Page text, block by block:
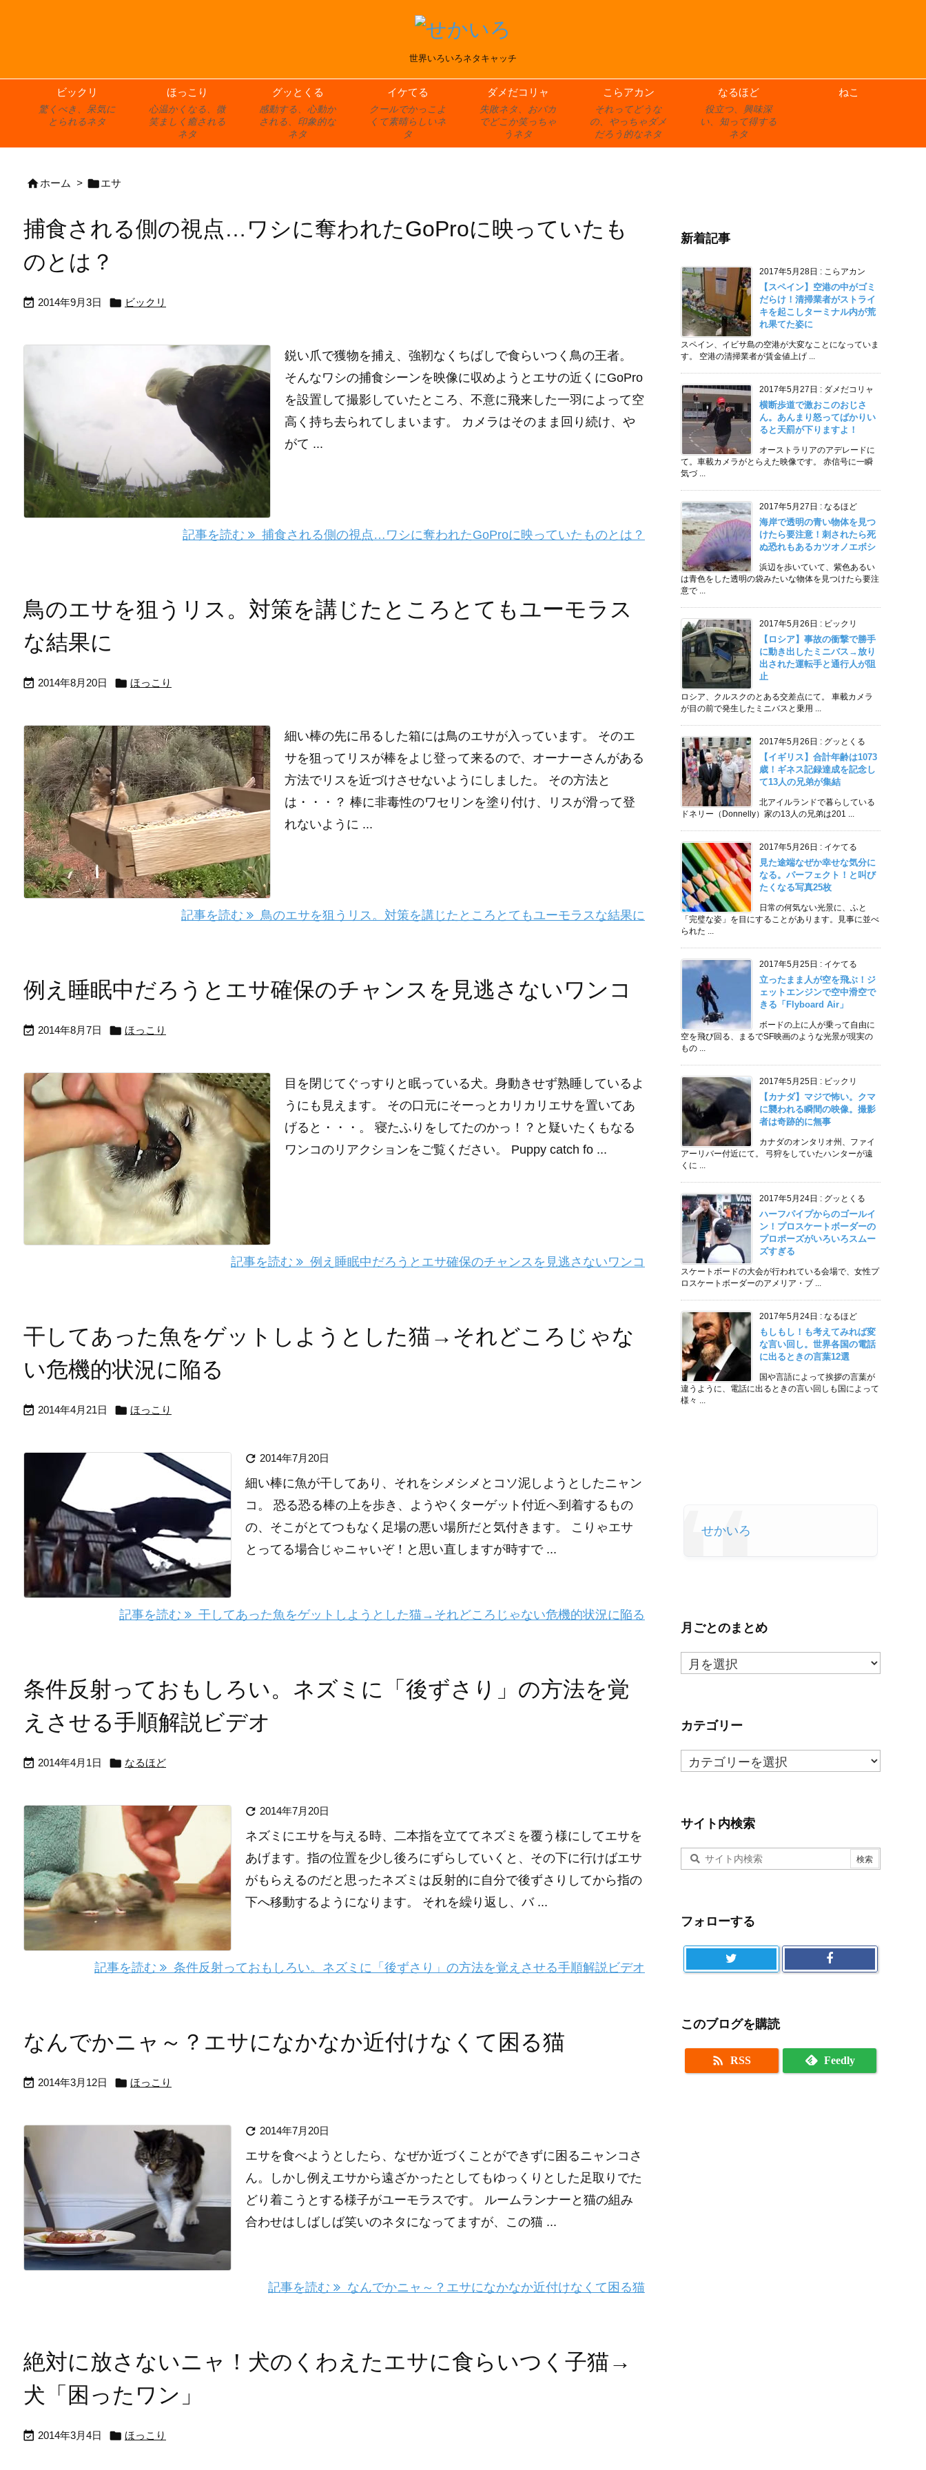
世界いろいろネタキャッチ
ビックリ
驚くべき、呆気に
とられるネタ
ほっこり
心温かくなる、微
笑ましく癒される
ネタ
グッとくる
感動する、心動か
される、印象的な
ネタ
イケてる
クールでかっこよ
くて素晴らしいネ
タ
ダメだコリャ
失敗ネタ、おバカ
でどこか笑っちゃ
うネタ
こらアカン
それってどうな
の、やっちゃダメ
だろう的なネタ
なるほど
役立つ、興味深
い、知って得する
ネタ
ねこ
ホーム > エサ
捕食される側の視点…ワシに奪われたGoProに映っていたも
のとは？
 2014年9月3日  ビックリ
鋭い爪で獲物を捕え、強靭なくちばしで食らいつく鳥の王者。
そんなワシの捕食シーンを映像に収めようとエサの近くにGoPro
を設置して撮影していたところ、不意に飛来した一羽によって空
高く持ち去られてしまいます。 カメラはそのまま回り続け、や
がて ...
記事を読む 捕食される側の視点…ワシに奪われたGoProに映っていたものとは？
鳥のエサを狙うリス。対策を講じたところとてもユーモラス
な結果に
 2014年8月20日  ほっこり
細い棒の先に吊るした箱には鳥のエサが入っています。 そのエ
サを狙ってリスが棒をよじ登って来るので、オーナーさんがある
方法でリスを近づけさせないようにしました。 その方法と
は・・・？ 棒に非毒性のワセリンを塗り付け、リスが滑って登
れないように ...
記事を読む 鳥のエサを狙うリス。対策を講じたところとてもユーモラスな結果に
例え睡眠中だろうとエサ確保のチャンスを見逃さないワンコ
 2014年8月7日  ほっこり
目を閉じてぐっすりと眠っている犬。身動きせず熟睡しているよ
うにも見えます。 その口元にそーっとカリカリエサを置いてあ
げると・・・。 寝たふりをしてたのかっ！？と疑いたくもなる
ワンコのリアクションをご覧ください。 Puppy catch fo ...
記事を読む 例え睡眠中だろうとエサ確保のチャンスを見逃さないワンコ
干してあった魚をゲットしようとした猫→それどころじゃな
い危機的状況に陥る
 2014年4月21日  ほっこり
 2014年7月20日
細い棒に魚が干してあり、それをシメシメとコソ泥しようとしたニャン
コ。 恐る恐る棒の上を歩き、ようやくターゲット付近へ到着するもの
の、そこがとてつもなく足場の悪い場所だと気付きます。 こりゃエサ
とってる場合じゃニャいぞ！と思い直しますが時すで ...
記事を読む 干してあった魚をゲットしようとした猫→それどころじゃない危機的状況に陥る
条件反射っておもしろい。ネズミに「後ずさり」の方法を覚
えさせる手順解説ビデオ
 2014年4月1日  なるほど
 2014年7月20日
ネズミにエサを与える時、二本指を立ててネズミを覆う様にしてエサを
あげます。指の位置を少し後ろにずらしていくと、その下に行けばエサ
がもらえるのだと思ったネズミは反射的に自分で後ずさりしてから指の
下へ移動するようになります。 それを繰り返し、バ ...
記事を読む 条件反射っておもしろい。ネズミに「後ずさり」の方法を覚えさせる手順解説ビデオ
なんでかニャ～？エサになかなか近付けなくて困る猫
 2014年3月12日  ほっこり
 2014年7月20日
エサを食べようとしたら、なぜか近づくことができずに困るニャンコさ
ん。しかし例えエサから遠ざかったとしてもゆっくりとした足取りでた
どり着こうとする様子がユーモラスです。 ルームランナーと猫の組み
合わせはしばしば笑いのネタになってますが、この猫 ...
記事を読む なんでかニャ～？エサになかなか近付けなくて困る猫
絶対に放さないニャ！犬のくわえたエサに食らいつく子猫→
犬「困ったワン」
 2014年3月4日  ほっこり
新着記事
2017年5月28日 : こらアカン
【スペイン】空港の中がゴミ
だらけ！清掃業者がストライ
キを起こしターミナル内が荒
れ果てた姿に
スペイン、イビサ島の空港が大変なことになっていま
す。 空港の清掃業者が賃金値上げ ...
2017年5月27日 : ダメだコリャ
横断歩道で激おこのおじさ
ん。あんまり怒ってばかりい
ると天罰が下りますよ！
オーストラリアのアデレードに
て。車載カメラがとらえた映像です。 赤信号に一瞬
気づ ...
2017年5月27日 : なるほど
海岸で透明の青い物体を見つ
けたら要注意！刺されたら死
ぬ恐れもあるカツオノエボシ
浜辺を歩いていて、紫色あるい
は青色をした透明の袋みたいな物体を見つけたら要注
意で ...
2017年5月26日 : ビックリ
【ロシア】事故の衝撃で勝手
に動き出したミニバス→放り
出された運転手と通行人が阻
止
ロシア、クルスクのとある交差点にて。 車載カメラ
が目の前で発生したミニバスと乗用 ...
2017年5月26日 : グッとくる
【イギリス】合計年齢は1073
歳！ギネス記録達成を記念し
て13人の兄弟が集結
北アイルランドで暮らしている
ドネリー（Donnelly）家の13人の兄弟は201 ...
2017年5月26日 : イケてる
見た途端なぜか幸せな気分に
なる。パーフェクト！と叫び
たくなる写真25枚
日常の何気ない光景に、ふと
「完璧な姿」を目にすることがあります。見事に並べ
られた ...
2017年5月25日 : イケてる
立ったまま人が空を飛ぶ！ジ
ェットエンジンで空中滑空で
きる「Flyboard Air」
ボードの上に人が乗って自由に
空を飛び回る、まるでSF映画のような光景が現実の
もの ...
2017年5月25日 : ビックリ
【カナダ】マジで怖い。クマ
に襲われる瞬間の映像。撮影
者は奇跡的に無事
カナダのオンタリオ州、ファイ
アーリバー付近にて。 弓狩をしていたハンターが遠
くに ...
2017年5月24日 : グッとくる
ハーフパイプからのゴールイ
ン！プロスケートボーダーの
プロポーズがいろいろスムー
ズすぎる
スケートボードの大会が行われている会場で、女性プ
ロスケートボーダーのアメリア・ブ ...
2017年5月24日 : なるほど
もしもし！も考えてみれば変
な言い回し。世界各国の電話
に出るときの言葉12選
国や言語によって挨拶の言葉が
違うように、電話に出るときの言い回しも国によって
様々 ...
せかいろ
月ごとのまとめ
月
ご
ま
め
カテゴリー
カ
テ
ー
サイト内検索
フォローする
このブログを購読
 RSS Feedly